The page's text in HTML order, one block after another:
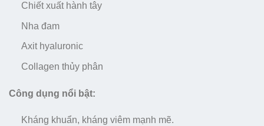
Chiết xuất hành tây
Nha đam
Axit hyaluronic
Collagen thủy phân
Công dụng nổi bật:
Kháng khuẩn, kháng viêm mạnh mẽ.